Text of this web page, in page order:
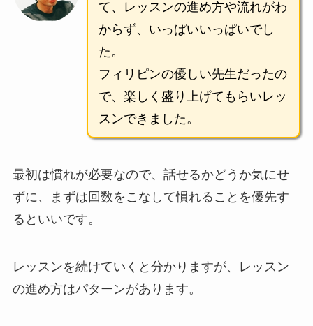
て、レッスンの進め方や流れがわ
からず、いっぱいいっぱいでし
た。
フィリピンの優しい先生だったの
で、楽しく盛り上げてもらいレッ
スンできました。
最初は慣れが必要なので、話せるかどうか気にせ
ずに、まずは回数をこなして慣れることを優先す
るといいです。
レッスンを続けていくと分かりますが、レッスン
の進め方はパターンがあります。